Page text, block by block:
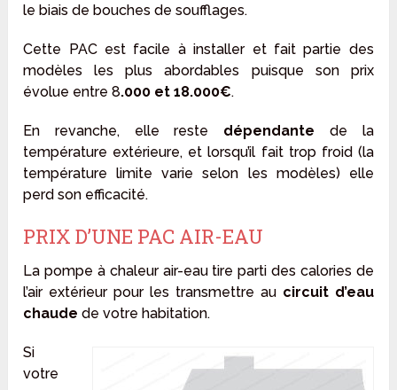
le biais de bouches de soufflages.
Cette PAC est facile à installer et fait partie des
modèles les plus abordables puisque son prix
évolue entre 8.000 et 18.000€.
En revanche, elle reste dépendante de la
température extérieure, et lorsqu’il fait trop froid (la
température limite varie selon les modèles) elle
perd son efficacité.
PRIX D’UNE PAC AIR-EAU
La pompe à chaleur air-eau tire parti des calories de
l’air extérieur pour les transmettre au circuit d’eau
chaude de votre habitation.
Si
votre